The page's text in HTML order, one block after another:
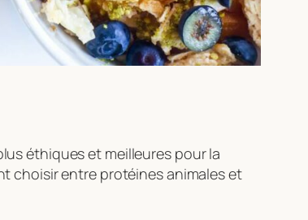
éthiques et meilleures pour la
choisir entre protéines animales et